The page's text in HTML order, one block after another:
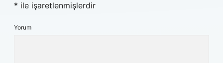
* ile işaretlenmişlerdir
Yorum